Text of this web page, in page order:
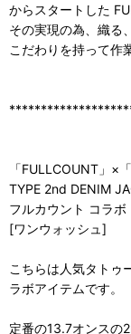
からスタートした
その実現の為、織る
こだわりを持って作
「FULLCOUNT」×
TYPE 2nd DENIM
フルカウント コラ
[ワンウォッシュ]
こちらは人気タトゥ
ラボアイテムです。
定番の13.7オンスの